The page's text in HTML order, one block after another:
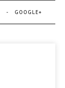
GOOGLE+